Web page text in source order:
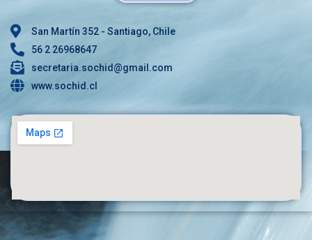
San Martín 352 - Santiago, Chile
56 2 26968647
secretaria.sochid@gmail.com
www.sochid.cl